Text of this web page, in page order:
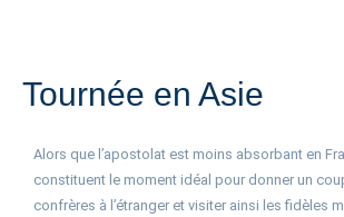
Tournée en Asie
Alors que l’apostolat est moins absorbant en
constituent le moment idéal pour donner un
confrères à l’étranger et visiter ainsi les fidèles